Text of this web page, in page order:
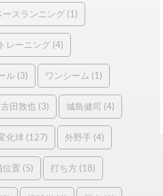
ースランニング (1)
レーニング (4)
ル (3) ワンシーム (1)
古田敦也 (3) 城島健司 (4)
化球 (127) 外野手 (4)
位置 (5) 打ち方 (18)